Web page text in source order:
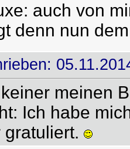
auch von
denn nun
meinen
Ich habe
gratuliert.